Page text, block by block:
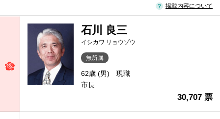
掲載内容について
石川 良三
イシカワ リョウゾウ
無所属
62歳 (男)
現職
市長
30,707 票